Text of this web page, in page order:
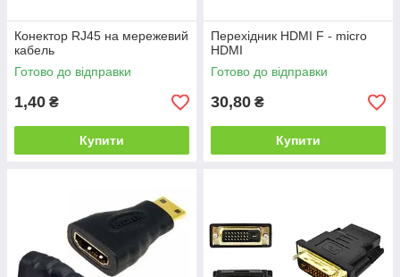
Конектор RJ45 на мережевий
кабель
Готово до відправки
1,40 ₴
Купити
Перехідник HDMI F - micro
HDMI
Готово до відправки
30,80 ₴
Купити